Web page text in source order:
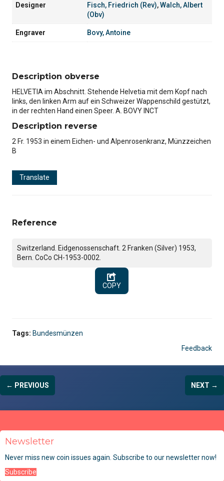
Designer Fisch, Friedrich (Rev),Walch, Albert
(Obv)
Engraver Bovy, Antoine
Description obverse
HELVETIA im Abschnitt. Stehende Helvetia mit dem Kopf nach
links, den linken Arm auf ein Schweizer Wappenschild gestützt,
in der rechten Hand einen Speer. A. BOVY INCT
Description reverse
2 Fr. 1953 in einem Eichen- und Alpenrosenkranz, Münzzeichen
B
Translate
Reference
Switzerland. Eidgenossenschaft. 2 Franken (Silver) 1953,
Bern. CoCo CH-1953-0002.
COPY
Tags: Bundesmünzen
Feedback
← PREVIOUS NEXT →
Newsletter
Never miss new coin issues again. Subscribe to our newsletter now!
Subscribe